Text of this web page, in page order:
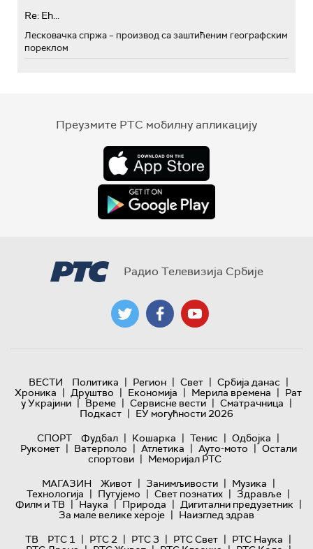
Re: Eh...
Лесковачка спржа – производ са заштићеним географским
пореклом
Преузмите РТС мобилну апликацију
Радио Телевизија Србије
ВЕСТИ Политика | Регион | Свет | Србија данас |
Хроника | Друштво | Економија | Мерила времена | Рат
у Украјини | Време | Сервисне вести | Сматрачница |
Подкаст | ЕУ могућности 2026
СПОРТ
Фудбал | Кошарка | Тенис | Одбојка |
Рукомет | Ватерполо | Атлетика | Ауто-мото | Остали
спортови | Меморијал РТС
МАГАЗИН
Живот | Занимљивости | Музика |
Технологијa | Путујемо | Свет познатих | Здравље |
Филм и ТВ | Наука | Природа | Дигитални предузетник |
За мале велике хероје | Наизглед здрав
ТВ
РТС 1 | РТС 2 | РТС 3 | РТС Свет | РТС Наука |